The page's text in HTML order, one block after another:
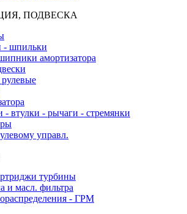
ПОДВЕСКА
- шпильки
амортизатора
- втулки - рычаги - стремянки
управл.
турбины
и масл. фильтра
- ГРМ